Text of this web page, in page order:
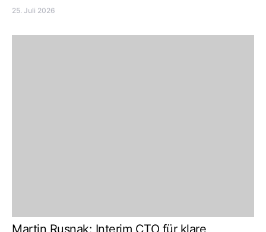
25. Juli 2026
Martin Rusnak: Interim CTO für klare